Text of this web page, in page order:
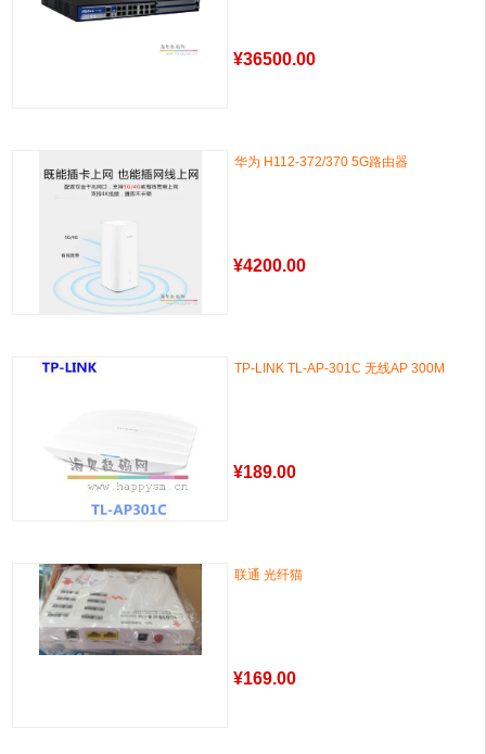
¥36500.00
华为 H112-372/370 5G路由器
¥4200.00
TP-LINK TL-AP-301C 无线AP 300M
¥189.00
联通 光纤猫
¥169.00